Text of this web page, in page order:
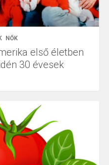
NŐK
első életben
30 évesek